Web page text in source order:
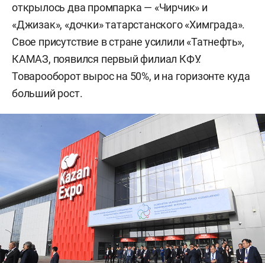
открылось два промпарка — «Чирчик» и
«Джизак», «дочки» татарстанского «Химграда».
Свое присутствие в стране усилили «Татнефть»,
КАМАЗ, появился первый филиал КФУ.
Товарооборот вырос на 50%, и на горизонте куда
больший рост.